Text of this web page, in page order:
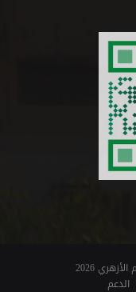
2026
الدعم